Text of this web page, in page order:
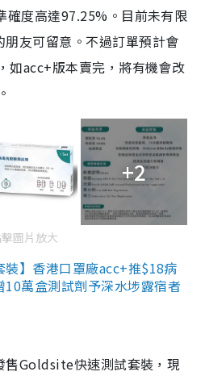
確度高達97.25%。目前未有限
友可留意。不過訂單預計會
如acc+版本賣完，將有機會改
+2
圖片放大
】香港口罩廠acc+推$18病
萬盒測試劑予深水埗露宿者
售Goldsite快速測試套裝，現